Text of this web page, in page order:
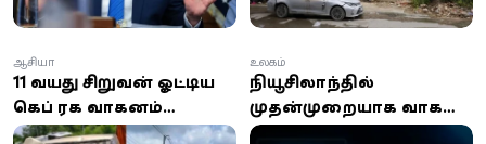
11 வயது சிறுவன் ஓட்டிய
கெப் ரக வாகனம்
பௌத்தத் துறவிகள்
ஆசியா
நியூசிலாந்தில்
முதன்முறையாக வாகன
ஓடோமீட்டர் மோசடி:
உலகம்